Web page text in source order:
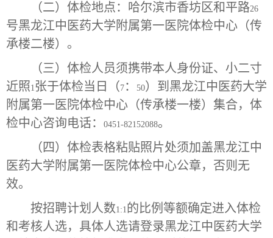
（二）体检地点：哈尔滨市香坊区和平路26
号黑龙江中医药大学附属第一医院体检中心（传
承楼二楼）。
（三）体检人员须携带本人身份证、小二寸
近照1 张于体检当日（ 7 ： 50）到黑龙江中医药大学
附属第一医院体检中心（传承楼一楼）集合，体
检中心咨询电话：
0451-82152088。
（四）体检表格粘贴照片处须加盖黑龙江中
医药大学附属第一医院体检中心公章，否则无
效。
按招聘计划人数1:1的比例等额确定进入体检
和考核人选，具体人选请登录黑龙江中医药大学